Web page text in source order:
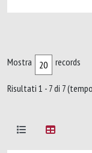
Mostra records
Risultati 1 - 7 di 7